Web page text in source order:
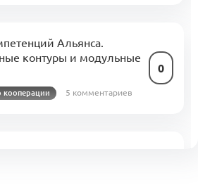
Альянса.
контуры и модульные
0
5 комментариев